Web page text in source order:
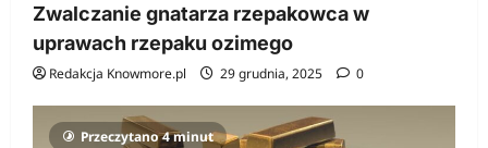
Zwalczanie gnatarza rzepakowca w
uprawach rzepaku ozimego
Redakcja Knowmore.pl 29 grudnia, 2025 0
Przeczytano 4 minut